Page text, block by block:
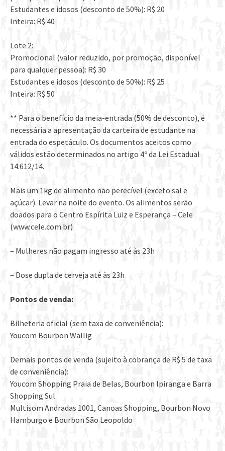
Estudantes e idosos (desconto de 50%): R$ 20
Inteira: R$ 40
Lote 2:
Promocional (valor reduzido, por promoção, disponível
para qualquer pessoa): R$ 30
Estudantes e idosos (desconto de 50%): R$ 25
Inteira: R$ 50
** Para o benefício da meia-entrada (50% de desconto), é
necessária a apresentação da carteira de estudante na
entrada do espetáculo. Os documentos aceitos como
válidos estão determinados no artigo 4º da Lei Estadual
14.612/14.
Mais um 1kg de alimento não perecível (exceto sal e
açúcar). Levar na noite do evento. Os alimentos serão
doados para o Centro Espírita Luiz e Esperança – Cele
(www.cele.com.br)
– Mulheres não pagam ingresso até às 23h
– Dose dupla de cerveja até às 23h
Pontos de venda:
Bilheteria oficial (sem taxa de conveniência):
Youcom Bourbon Wallig
Demais pontos de venda (sujeito à cobrança de R$ 5 de taxa
de conveniência):
Youcom Shopping Praia de Belas, Bourbon Ipiranga e Barra
Shopping Sul
Multisom Andradas 1001, Canoas Shopping, Bourbon Novo
Hamburgo e Bourbon São Leopoldo